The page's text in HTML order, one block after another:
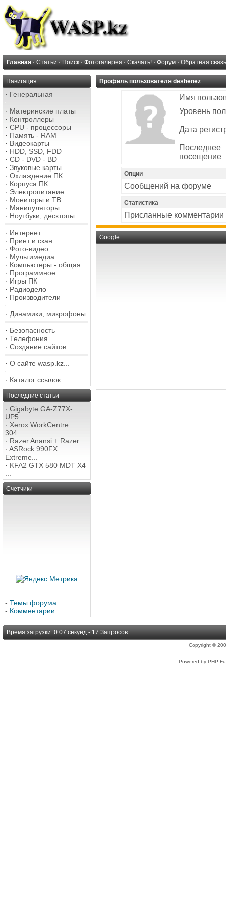
Главная · Статьи · Поиск · Фотогалерея · Скачать! · Форум · Обратная связь
Навигация
· Генеральная
· Материнские платы
· Контроллеры
· CPU - процессоры
· Память - RAM
· Видеокарты
· HDD, SSD, FDD
· CD - DVD - BD
· Звуковые карты
· Охлаждение ПК
· Корпуса ПК
· Электропитание
· Мониторы и ТВ
· Манипуляторы
· Ноутбуки, десктопы
· Интернет
· Принт и скан
· Фото-видео
· Мультимедиа
· Компьютеры - общая
· Программное
· Игры ПК
· Радиодело
· Производители
· Динамики, микрофоны
· Безопасность
· Телефония
· Создание сайтов
· О сайте wasp.kz...
· Каталог ссылок
Последние статьи
· Gigabyte GA-Z77X-
UP5...
· Xerox WorkCentre
304...
· Razer Anansi + Razer...
· ASRock 990FX
Extreme...
· KFA2 GTX 580 MDT X4
Счетчики
- Темы форума
- Комментарии
Профиль пользователя deshenez
Имя
Уровень
Дата
Последнее
посещение
Опции
Сообщений на форуме
Статистика
Присланные комментарии
Google
Время загрузки: 0.07 секунд - 17 Запросов
Copyright ©
Powered by PHP-